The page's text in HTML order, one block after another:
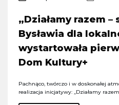
„Działamy razem –
Bysławia dla
wystartowała
Dom Kultury+
Pachnąco, twórczo i w doskonałej
realizacja inicjatywy: „Działamy